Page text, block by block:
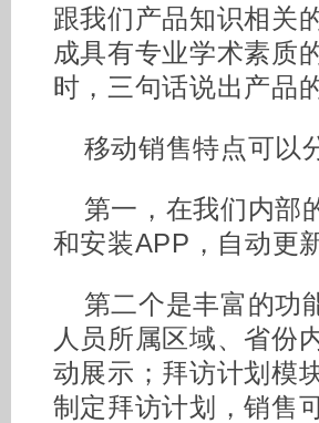
跟我们产品知识相关
成具有专业学术素质
时，三句话说出产品
移动销售特点可以
第一，在我们内部
和安装APP，自动更
第二个是丰富的功
人员所属区域、省份
动展示；拜访计划模
制定拜访计划，销售